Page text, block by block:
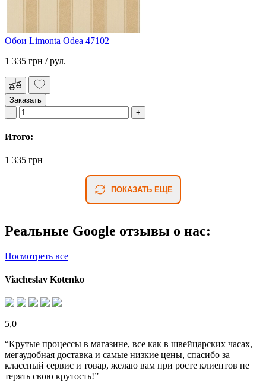
Обои Limonta Odea 47102
1 335 грн / рул.
Заказать
Итого:
1 335 грн
ПОКАЗАТЬ ЕЩЕ
Реальные Google отзывы о нас:
Посмотреть все
Viacheslav Kotenko
5,0
“Крутые процессы в магазине, все как в швейцарских часах,
мегаудобная доставка и самые низкие цены, спасибо за
классный сервис и товар, желаю вам при росте клиентов не
терять свою крутость!”